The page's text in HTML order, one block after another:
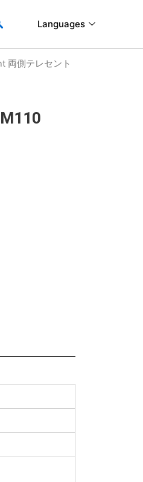
Languages
両側テレセント